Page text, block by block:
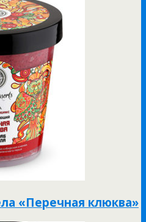
«Перечная клюква»